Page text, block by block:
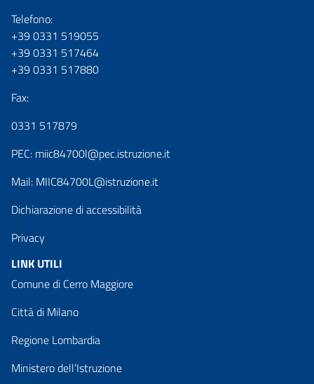
Telefono:
+39 0331 519055
+39 0331 517464
+39 0331 517880
Fax:
0331 517879
PEC: miic84700l@pec.istruzione.it
Mail: MIIC84700L@istruzione.it
Dichiarazione di accessibilità
Privacy
LINK UTILI
Comune di Cerro Maggiore
Città di Milano
Regione Lombardia
Ministero dell’Istruzione